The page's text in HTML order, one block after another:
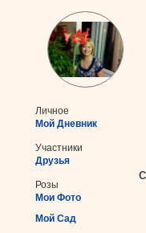
Личное
Мой Дневник
Участники
Друзья
Розы
Мои Фото
Мой Сад